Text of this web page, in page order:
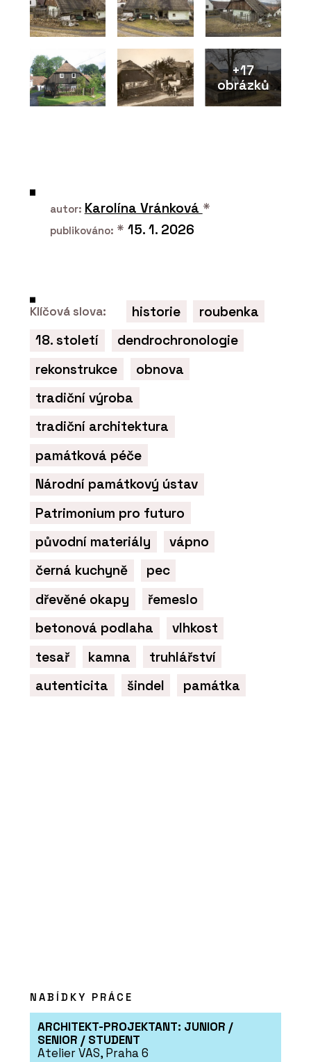
+17
obrázků
autor: Karolína Vránková *
publikováno: * 15. 1. 2026
Klíčová slova: historie
roubenka
18. století
dendrochronologie
rekonstrukce
obnova
tradiční výroba
tradiční architektura
památková péče
Národní památkový ústav
Patrimonium pro futuro
původní materiály
vápno
černá kuchyně
pec
dřevěné okapy
řemeslo
betonová podlaha
vlhkost
tesař
kamna
truhlářství
autenticita
šindel památka
NABÍDKY PRÁCE
ARCHITEKT-PROJEKTANT: JUNIOR /
SENIOR / STUDENT
Atelier VAS, Praha 6